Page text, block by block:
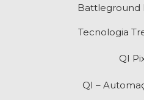
Battleground
Tecnologia
QI
QI –